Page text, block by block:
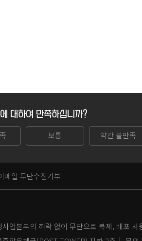
대하여 만족하십니까?
보통 약간 불만족
메일 무단수집거부
업본부의 허락 없이 무단으로 복제, 배포 사